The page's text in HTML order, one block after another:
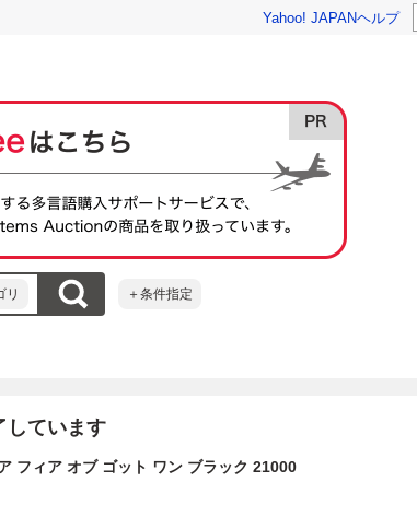
Yahoo! JAPANヘルプ
リ ＋条件指定
しています
フィア オブ ゴット ワン ブラック 21000